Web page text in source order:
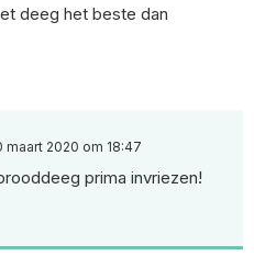
deeg het beste dan
maart 2020 om 18:47
prima invriezen!